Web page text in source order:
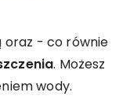
oraz - co równie
. Możesz
wody.